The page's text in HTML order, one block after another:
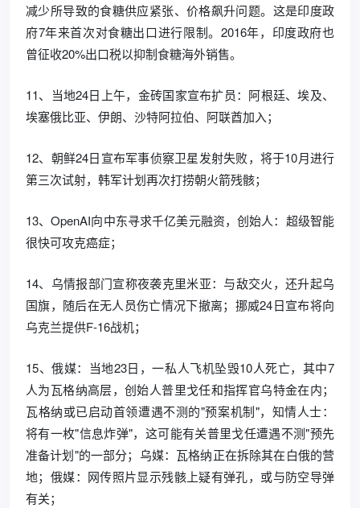
减少所导致的食糖供应紧张、价格飙升问题。这是印度政
府7年来首次对食糖出口进行限制。2016年，印度政府也
曾征收20%出口税以抑制食糖海外销售。
11、当地24日上午，金砖国家宣布扩员：阿根廷、埃及、
埃塞俄比亚、伊朗、沙特阿拉伯、阿联酋加入；
12、朝鲜24日宣布军事侦察卫星发射失败，将于10月进行
第三次试射，韩军计划再次打捞朝火箭残骸；
13、OpenAI向中东寻求千亿美元融资，创始人：超级智能
很快可攻克癌症；
14、乌情报部门宣称夜袭克里米亚：与敌交火，还升起乌
国旗，随后在无人员伤亡情况下撤离；挪威24日宣布将向
乌克兰提供F-16战机；
15、俄媒：当地23日，一私人飞机坠毁10人死亡，其中7
人为瓦格纳高层，创始人普里戈任和指挥官乌特金在内；
瓦格纳或已启动首领遭遇不测的"预案机制"，知情人士：
将有一枚"信息炸弹"，这可能有关普里戈任遭遇不测"预先
准备计划"的一部分；乌媒：瓦格纳正在拆除其在白俄的营
地；俄媒：网传照片显示残骸上疑有弹孔，或与防空导弹
有关；